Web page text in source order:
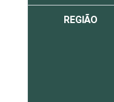
REGIÃO